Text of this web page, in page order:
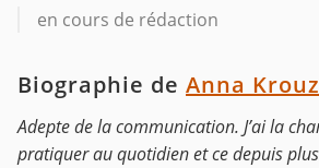
en cours de rédaction
Biographie de Anna
Adepte de la communication. J’ai la
pratiquer au quotidien et ce depuis